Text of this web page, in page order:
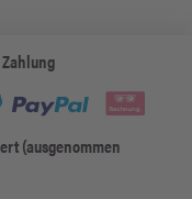
(ausgenommen